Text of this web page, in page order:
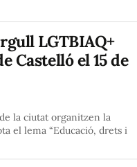
LGTBIAQ+
Castelló el 15 de
la ciutat organitzen la
el lema “Educació, drets i